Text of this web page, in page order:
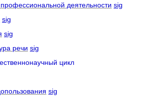
деятельности sig
sig
sig
речи sig
цикл
sig